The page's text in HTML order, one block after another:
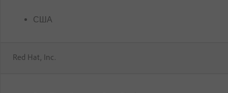
США
Red Hat, Inc.